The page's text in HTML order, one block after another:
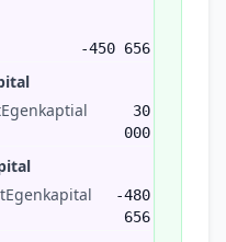
-450 656
30
000
-480
656